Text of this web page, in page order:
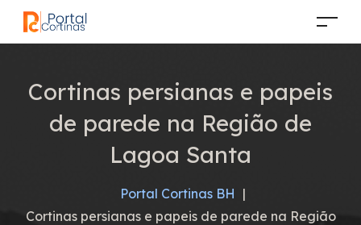
Cortinas persianas e papeis
de parede na Região de
Lagoa Santa
Portal Cortinas BH |
Cortinas persianas e papeis de parede na Região